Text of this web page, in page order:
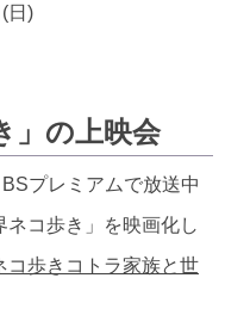
日)
」の上映会
プレミアムで放送中
コ歩き」を映画化し
コ歩きコトラ家族と世